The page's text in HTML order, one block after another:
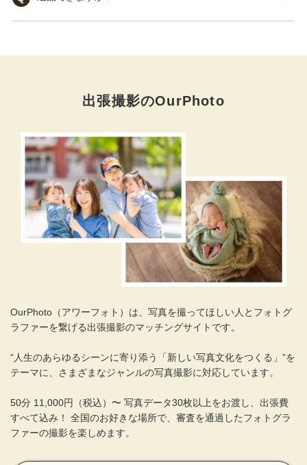
出張撮影のOurPhoto
OurPhoto（アワーフォト）は、写真を撮ってほしい人とフォトグ
ラファーを繋げる出張撮影のマッチングサイトです。
“人生のあらゆるシーンに寄り添う「新しい写真文化をつくる」”を
テーマに、さまざまなジャンルの写真撮影に対応しています。
50分 11,000円（税込）〜 写真データ30枚以上をお渡し、出張費
すべて込み！ 全国のお好きな場所で、審査を通過したフォトグラ
ファーの撮影を楽しめます。